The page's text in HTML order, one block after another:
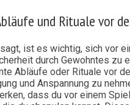
und Rituale vor
ist es wichtig, sich vor
durch Gewohntes zu
Abläufe oder Rituale vor
und Anspannung zu
dass du vor einem